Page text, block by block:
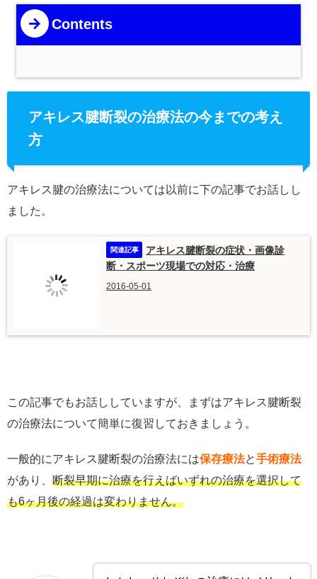
Contents
アキレス腱断裂の治療法の今までの考え
方
アキレス腱の治療法については以前に下の記事でお話しし
ました。
アキレス腱断裂の症状・画像診
断・スポーツ現場での対応・治療
2016-05-01
この記事でもお話ししていますが、まずはアキレス腱断裂
の治療法について簡単に復習しておきましょう。
一般的にアキレス腱断裂の治療法には保存療法と手術療法
があり、 断裂早期に治療を行えばいずれの治療を選択して
も6ヶ月後の経過は変わりません。